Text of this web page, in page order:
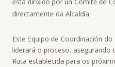
está dirixido por un Comité de
directamente da Alcaldía.
Este Equipo de Coordinación
liderará o proceso, asegurando
Ruta establecida para os